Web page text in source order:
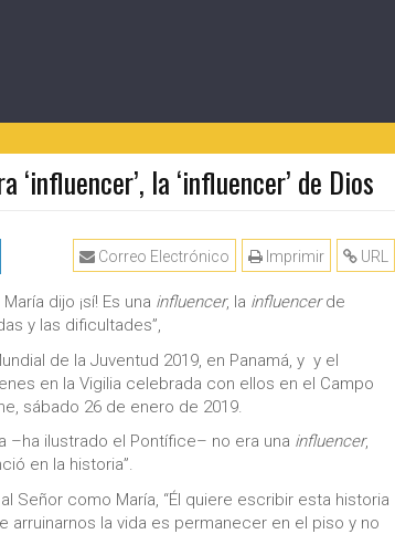
la ‘influencer’ de Dios
URL
Imprimir
Correo Electrónico
dijo ¡sí! Es una influencer, la influencerde
y las dificultades”,
de la Juventud 2019, en Panamá, y y el
en la Vigilia celebrada con ellos en el Campo
sábado 26 de enero de 2019.
–ha ilustrado el Pontífice– no era una influencer,
en la historia”.
Señor como María, “Él quiere escribir esta historia
arruinarnos la vida es permanecer en el piso y no